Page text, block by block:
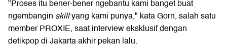
"Proses itu bener-bener ngebantu kami banget buat
ngembangin skillyang kami punya," kata Gorn, salah satu
member PROXIE, saat interview eksklusif dengan
detikpop di Jakarta akhir pekan lalu.